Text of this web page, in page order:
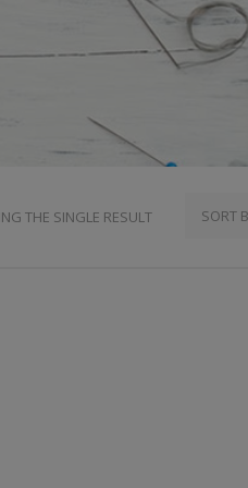
THE SINGLE RESULT